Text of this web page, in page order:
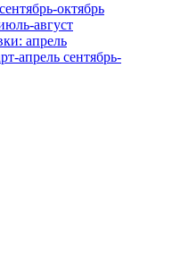
сентябрь-октябрь
август
апрель
апрель сентябрь-